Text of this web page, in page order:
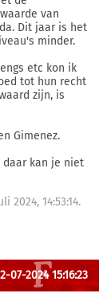
van
Dit jaar is het
minder.
etc kon ik
tot hun recht
zijn, is
Gimenez.
daar kan je niet
14:53:14.
07-2024 15:16:23